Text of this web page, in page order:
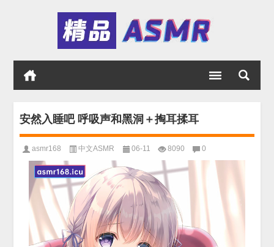
安然入睡吧 呼吸声和黑洞＋掏耳揉耳
asmr168 中文ASMR 06-11 8090 0